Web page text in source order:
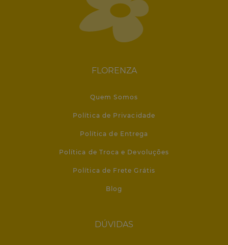
FLORENZA
Quem Somos
Política de Privacidade
Política de Entrega
Política de Troca e Devoluções
Política de Frete Grátis
Blog
DÚVIDAS